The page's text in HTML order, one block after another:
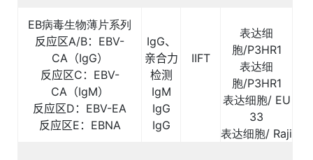
EB病毒生物薄片系列
反应区A/B： EBV-
CA（IgG）
反应区C ： EBV-
CA（IgM）
反应区D ： EBV-EA
反应区E ： EBNA
IgG、
亲合力
检测
IgM
IgG
IgG
IIFT
表达细
胞/P3HR1
表达细
胞/P3HR1
表达细胞/ EU
33
表达细胞/ Raji